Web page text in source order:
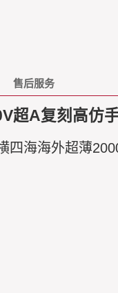
售后服务
超A复刻高仿
海海外超薄